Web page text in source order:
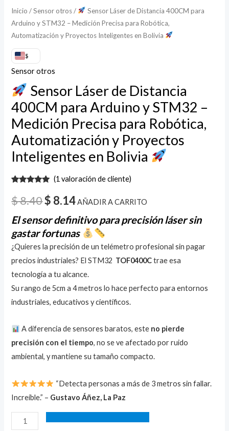
Inicio /Sensor otros/
Sensor Láser de Distancia 400CM para
Arduino y STM32 – Medición Precisa para Robótica,
Automatización y Proyectos Inteligentes en Bolivia
$
Sensor otros
Sensor Láser de Distancia
400CM para Arduino y STM32 –
Medición Precisa para Robótica,
Automatización y Proyectos
Inteligentes en Bolivia
con5.00de
5 en base
de un
cliente
(1 valoración de cliente)
$8.40$ 8.14 AÑADIR A CARRITO
El sensor definitivo para precisión láser sin
gastar fortunas
¿Quieres la precisión de un telémetro profesional sin pagar
precios industriales? El STM32 TOF0400Ctrae esa
tecnología a tu alcance.
Su rango de 5cm a 4 metros lo hace perfecto para entornos
industriales, educativos y científicos.
A diferencia de sensores baratos, este no pierde
precisión con el tiempo, no se ve afectado por ruido
ambiental, y mantiene su tamaño compacto.
“Detecta personas a más de 3 metros sin fallar.
Increíble.” – Gustavo Áñez, La Paz
y
Proyectos
en
Bolivia
cantidad